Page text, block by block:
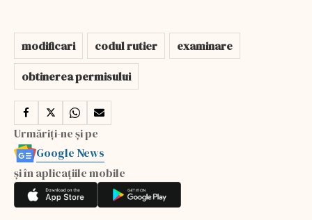
modificari codul rutier
examinare
obtinerea permisului
Urmăriți-ne și pe
Google News
și în aplicațiile mobile